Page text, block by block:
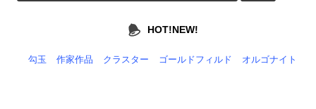
HOT!NEW!
勾玉 作家作品 クラスター ゴールドフィルド オルゴナイト